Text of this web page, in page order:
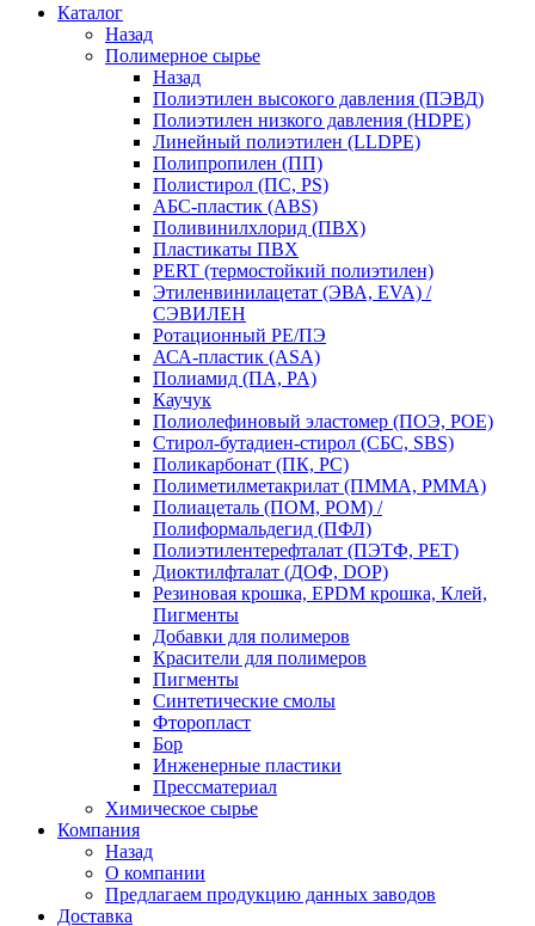
Каталог
Назад
Полимерное сырье
Назад
Полиэтилен высокого давления (ПЭВД)
Полиэтилен низкого давления (HDPE)
Линейный полиэтилен (LLDPE)
Полипропилен (ПП)
Полистирол (ПС, PS)
АБС-пластик (ABS)
Поливинилхлорид (ПВХ)
Пластикаты ПВХ
PERT (термостойкий полиэтилен)
Этиленвинилацетат (ЭВА, EVA) /
СЭВИЛЕН
Ротационный PE/ПЭ
АСА-пластик (ASA)
Полиамид (ПА, PA)
Каучук
Полиолефиновый эластомер (ПОЭ, POE)
Стирол-бутадиен-стирол (СБС, SBS)
Поликарбонат (ПК, PC)
Полиметилметакрилат (ПММА, PMMA)
Полиацеталь (ПОМ, POM) /
Полиформальдегид (ПФЛ)
Полиэтилентерефталат (ПЭТФ, PET)
Диоктилфталат (ДОФ, DOP)
Резиновая крошка, EPDM крошка, Клей,
Пигменты
Добавки для полимеров
Красители для полимеров
Пигменты
Синтетические смолы
Фторопласт
Бор
Инженерные пластики
Прессматериал
Химическое сырье
Компания
Назад
О компании
Предлагаем продукцию данных заводов
Доставка